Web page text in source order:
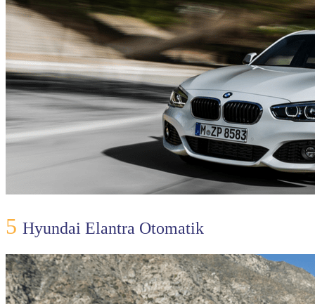
5 Hyundai Elantra Otomatik